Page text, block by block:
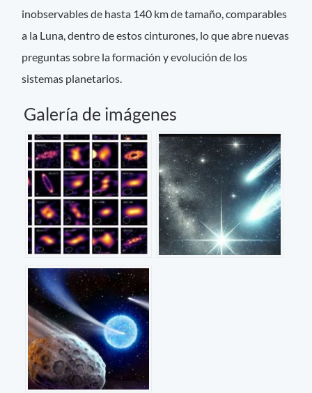
inobservables de hasta 140 km de tamaño, comparables
a la Luna, dentro de estos cinturones, lo que abre nuevas
preguntas sobre la formación y evolución de los
sistemas planetarios.
Galería de imágenes